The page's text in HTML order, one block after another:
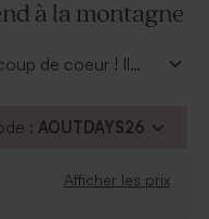
à la montagne
de coeur ! Il
invités
: AOUTDAYS26
Afficher les prix